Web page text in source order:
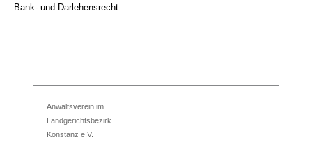
Bank- und Darlehensrecht
Anwaltsverein im
Landgerichtsbezirk
Konstanz e.V.